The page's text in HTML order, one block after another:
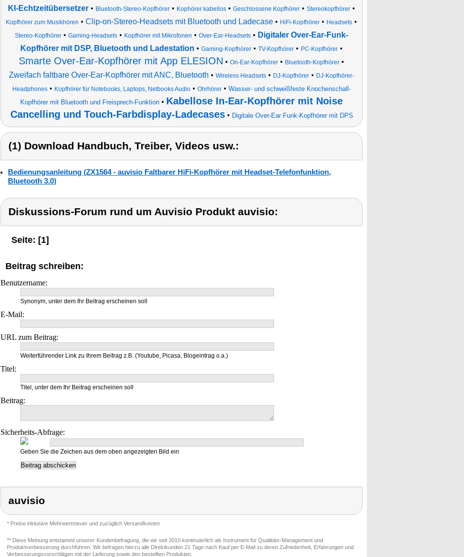
KI-Echtzeitübersetzer • Bluetooth-Stereo-Kopfhörer • Kophörer kabellos • Geschlossene Kopfhörer • Stereokopfhörer •
Kopfhörer zum Musikhören • Clip-on-Stereo-Headsets mit Bluetooth und Ladecase • HiFi-Kopfhörer • Headsets •
Stereo-Kopfhörer • Gaming-Headsets • Kopfhörer mit Mikrofonen • Over-Ear-Headsets • Digitaler Over-Ear-Funk-
Kopfhörer mit DSP, Bluetooth und Ladestation • Gaming-Kopfhörer • TV-Kopfhörer • PC-Kopfhörer •
Smarte Over-Ear-Kopfhörer mit App ELESION • On-Ear-Kopfhörer • Bluetooth-Kopfhörer •
Zweifach faltbare Over-Ear-Kopfhörer mit ANC, Bluetooth • Wireless Headsets • DJ-Kopfhörer • DJ-Kopfhörer-
Headphones • Kopfhörer für Notebooks, Laptops, Netbooks Audio • Ohrhörer • Wasser- und schweißfeste Knochenschall-
Kopfhörer mit Bluetooth und Freisprech-Funktion • Kabellose In-Ear-Kopfhörer mit Noise
Cancelling und Touch-Farbdisplay-Ladecases• Digitale Over-Ear Funk-Kopfhörer mit DPS
(1) Download Handbuch, Treiber, Videos usw.:
Bedienungsanleitung (ZX1564 - auvisio Faltbarer HiFi-Kopfhörer mit Headset-Telefonfunktion,
Bluetooth 3.0)
Diskussions-Forum rund um Auvisio Produkt auvisio:
Seite: [1]
Beitrag schreiben:
Benutzername:
Synonym, unter dem Ihr Beitrag erscheinen soll
E-Mail:
URL zum Beitrag:
Weiterführender Link zu Ihrem Beitrag z.B. (Youtube, Picasa, Blogeintrag o.a.)
Titel:
Titel, unter dem Ihr Beitrag erscheinen soll
Beitrag:
Sicherheits-Abfrage:
Geben Sie die Zeichen aus dem oben angezeigten Bild ein
auvisio
* Preise inklusive Mehrwertsteuer und zuzüglich Versandkosten
** Diese Meinung entstammt unserer Kundenbefragung, die wir seit 2010 kontinuierlich als Instrument für Qualitäts-Management und
Produktverbesserung durchführen. Wir befragen hierzu alle Direktkunden 21 Tage nach Kauf per E-Mail zu deren Zufriedenheit, Erfahrungen und
Verbesserungsvorschlägen mit der Lieferung sowie den bestellten Produkten.